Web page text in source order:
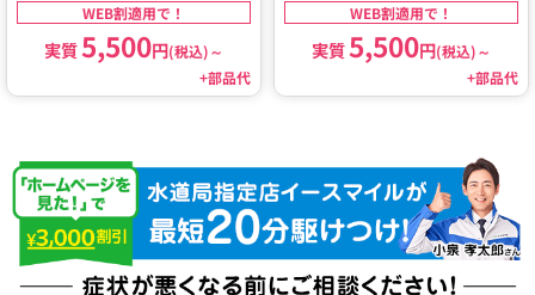
WEB割適用で！
実質5,500円(税込)～
+部品代
WEB割適用で！
実質5,500円(税込)～
+部品代